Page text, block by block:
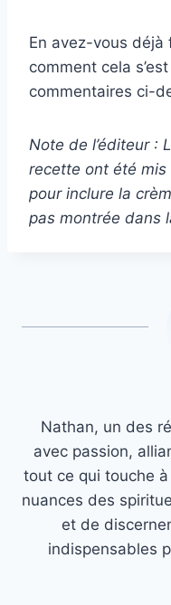
En avez-vous déjà
comment cela
commentaires ci-
Note de l’éditeur :
recette ont été
pour inclure la
pas montrée dans
Nathan, un des
avec passion,
tout ce qui touche
nuances des
et de
indispensables